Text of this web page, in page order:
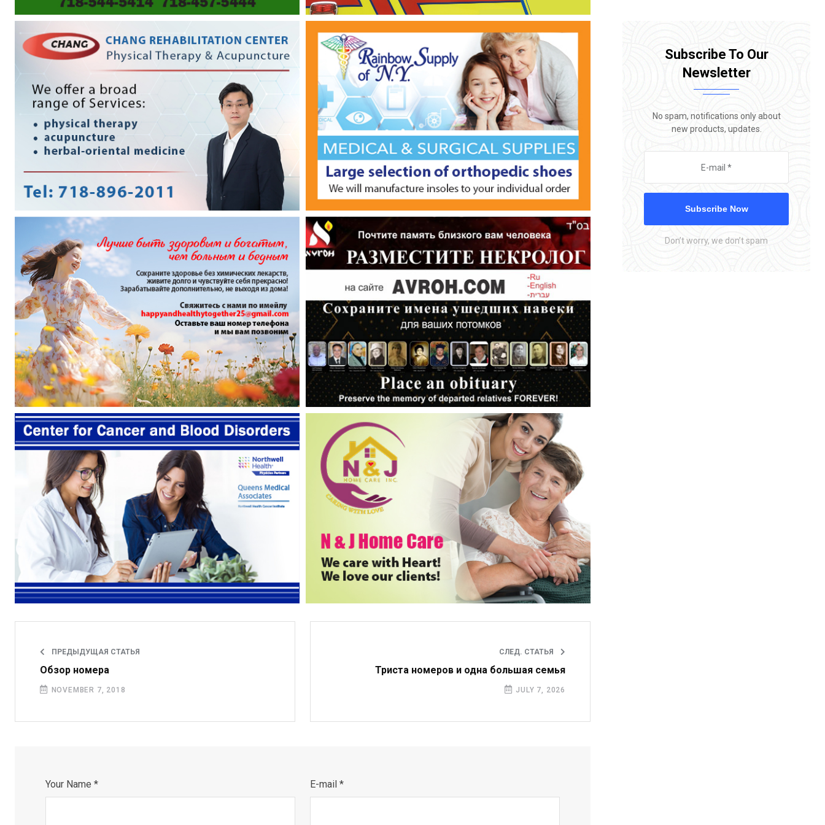
ПРЕДЫДУЩАЯ СТАТЬЯ
Обзор номера
NOVEMBER 7, 2018
СЛЕД. СТАТЬЯ
Триста номеров и одна большая семья
JULY 7, 2026
Your Name * E-mail *
Subscribe To Our
Newsletter
No spam, notifications only about
new products, updates.
Subscribe Now
Don’t worry, we don’t spam